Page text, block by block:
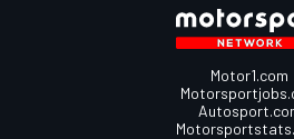
Motor1.com